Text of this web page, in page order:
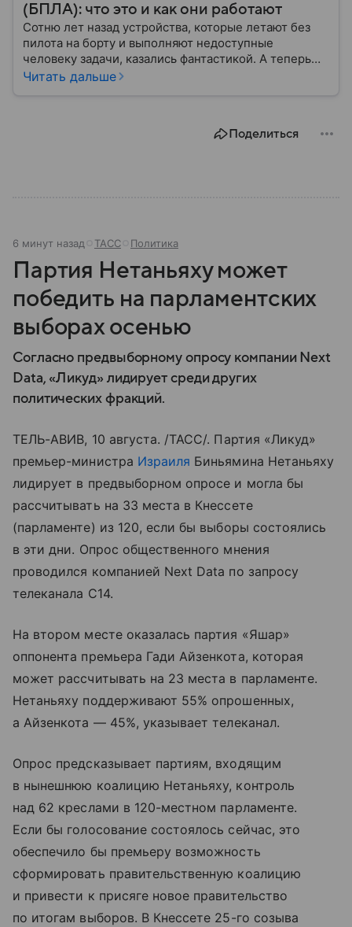
(БПЛА): что это и как они работают
Сотню лет назад устройства, которые летают без
пилота на борту и выполняют недоступные
человеку задачи, казались фантастикой. А теперь
они стали реальностью: собрали главное о
Читать дальше
Поделиться
6 минут назад ТАСС Политика
Партия Нетаньяху может
победить на парламентских
выборах осенью
Согласно предвыборному опросу компании Next
Data, «Ликуд» лидирует среди других
политических фракций.
ТЕЛЬ-АВИВ, 10 августа. /ТАСС/. Партия «Ликуд»
премьер-министра Израиля Биньямина Нетаньяху
лидирует в предвыборном опросе и могла бы
рассчитывать на 33 места в Кнессете
(парламенте) из 120, если бы выборы состоялись
в эти дни. Опрос общественного мнения
проводился компанией Next Data по запросу
телеканала C14.
На втором месте оказалась партия «Яшар»
оппонента премьера Гади Айзенкота, которая
может рассчитывать на 23 места в парламенте.
Нетаньяху поддерживают 55% опрошенных,
а Айзенкота — 45%, указывает телеканал.
Опрос предсказывает партиям, входящим
в нынешнюю коалицию Нетаньяху, контроль
над 62 креслами в 120-местном парламенте.
Если бы голосование состоялось сейчас, это
обеспечило бы премьеру возможность
сформировать правительственную коалицию
и привести к присяге новое правительство
по итогам выборов. В Кнессете 25-го созыва